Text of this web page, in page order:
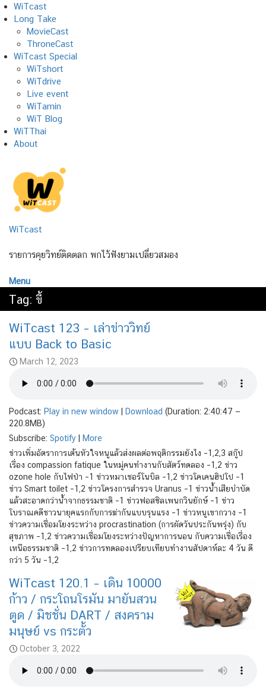
Skip
to
content
WiTcast
Long Take
MovieCast
ThroneCast
WiTcast Special
WiTshort
WiTdrive
Live event
WiTamin
WiT Blog
WiTThai
About
WiTcast
รายการคุยวิทย์ติดตลก พกไว้ฟังยามเปลี่ยวสมอง
Menu
Tag: ขี้
WiTcast 123 – เล่าข่าววิทย์
แบบ Back to Basic
March 12, 2023
Podcast: Play in new window | Download (Duration: 2:40:47 —
220.8MB)
Subscribe: Spotify | More
ข่าวเพิ่มอัตราการเต้นหัวใจหนูแล้วส่งผลต่อพฤติกรรมยังไง –1,2,3 สกู๊ป
เรื่อง compassion fatique ในหมู่คนทำงานกับสัตว์ทดลอง –1,2 ข่าว
ozone hole กับไฟป่า –1 ข่าวหมาเชอร์โนบิล –1,2 ข่าวโคเคนฮิปโป –1
ข่าว Smart toilet –1,2 ข่าวโครงการสำรวจ Uranus –1 ข่าวน้ำเสียบำบัด
แล้วสะอาดกว่าน้ำจากธรรมชาติ –1 ข่าวฟอสซิลเพนกวินยักษ์ –1 ข่าว
โบราณคดีชาวนายุคแรกกับการฆ่ากันแบบรุนแรง –1 ข่าวหนูเขากวาง –1
ข่าวความเชื่อมโยงระหว่าง procrastination (การผัดวันประกันพรุ่ง) กับ
สุขภาพ –1,2 ข่าวความเชื่อมโยงระหว่างปัญหาการนอน กับความเชื่อเรื่อง
เหนือธรรมชาติ –1,2 ข่าวการทดลองเปรียบเทียบทำงานสัปดาห์ละ 4 วัน ดี
กว่า 5 วัน –1,2
WiTcast 120.1 – เดิน 10000
ก้าว / กระโถนโรมัน มายันสวน
ตูด / มิชชั่น DART / สงคราม
มนุษย์ vs กระตั้ว
October 3, 2022